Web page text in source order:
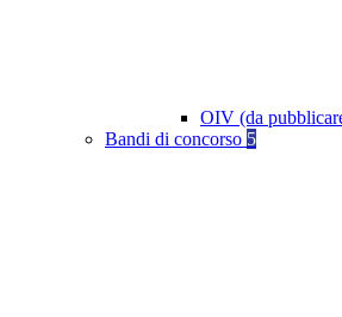
OIV (da
Bandi di concorso 5